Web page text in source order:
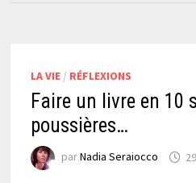
LA VIE/ RÉFLEXIONS
Faire un livre en 10
poussières…
parNadia Seraiocco